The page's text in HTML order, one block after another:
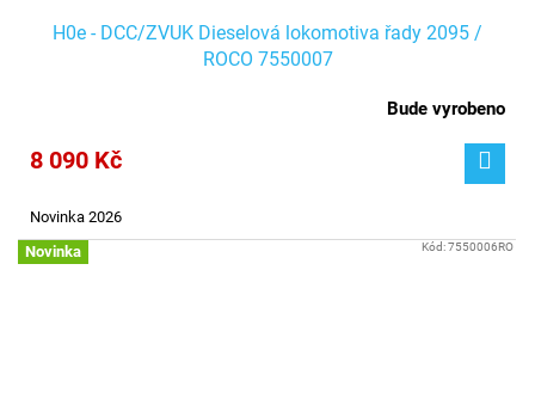
H0e - DCC/ZVUK Dieselová lokomotiva řady 2095 /
ROCO 7550007
Bude vyrobeno
8 090 Kč
Novinka 2026
Novinka Kód:7550006RO